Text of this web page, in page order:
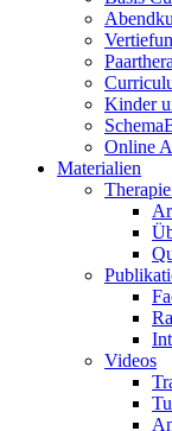
Kinder
Online
Materialien
Videos